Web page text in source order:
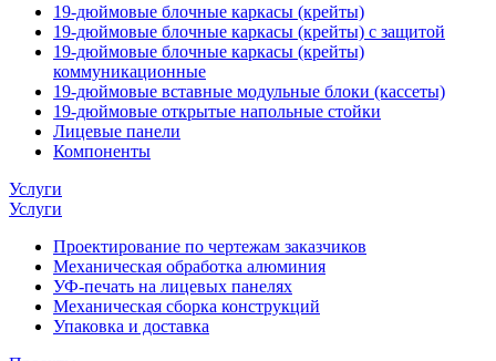
19-дюймовые блочные каркасы (крейты)
19-дюймовые блочные каркасы (крейты) с защитой
19-дюймовые блочные каркасы (крейты)
коммуникационные
19-дюймовые вставные модульные блоки (кассеты)
19-дюймовые открытые напольные стойки
Лицевые панели
Компоненты
Услуги
Услуги
Проектирование по чертежам заказчиков
Механическая обработка алюминия
УФ-печать на лицевых панелях
Механическая сборка конструкций
Упаковка и доставка